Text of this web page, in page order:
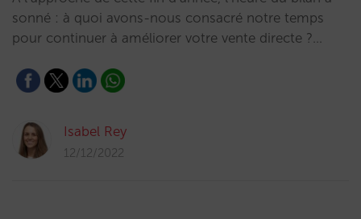
sonné : à quoi avons-nous consacré notre temps
pour continuer à améliorer votre vente directe ?…
Isabel Rey
12/12/2022